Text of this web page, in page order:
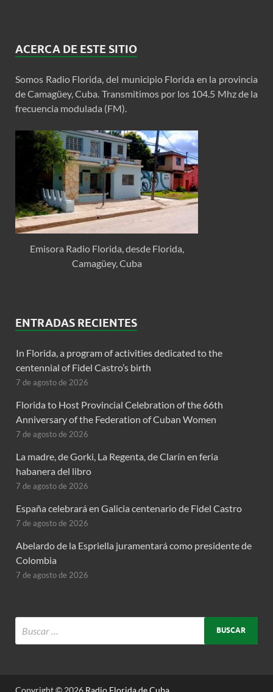
ACERCA DE ESTE SITIO
Somos Radio Florida, del municipio Florida en la provincia
de Camagüey, Cuba. Transmitimos por los 104.5 Mhz de la
frecuencia modulada (FM).
Emisora Radio Florida, desde Florida,
Camagüey, Cuba
ENTRADAS RECIENTES
In Florida, a program of activities dedicated to the
centennial of Fidel Castro’s birth
7 de agosto de 2026
Florida to Host Provincial Celebration of the 66th
Anniversary of the Federation of Cuban Women
7 de agosto de 2026
La madre, de Gorki, La Regenta, de Clarín en feria
habanera del libro
7 de agosto de 2026
España celebrará en Galicia centenario de Fidel Castro
7 de agosto de 2026
Abelardo de la Espriella juramentará como presidente de
Colombia
7 de agosto de 2026
Copyright © 2026 Radio Florida de Cuba